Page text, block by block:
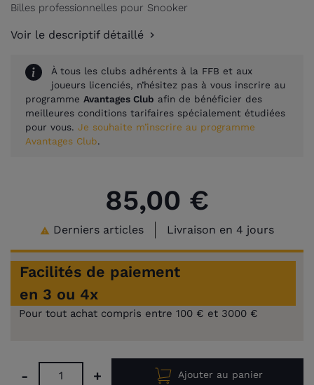
(1 avis)
Billes professionnelles pour Snooker
Voir le descriptif détaillé
À tous les clubs adhérents à la FFB et aux
joueurs licenciés, n’hésitez pas à vous inscrire au
programme Avantages Club afin de bénéficier des
meilleures conditions tarifaires spécialement étudiées
pour vous. Je souhaite m’inscrire au programme
Avantages Club.
85,00 €
 Derniers articles Livraison en 4 jours
Facilités de paiement
en 3 ou 4x
Pour tout achat compris entre 100 € et 3000 €
- + Ajouter au panier